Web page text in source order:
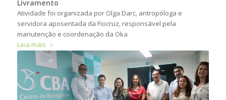
Livramento
Atividade foi organizada por Olga Darc, antropóloga e
servidora aposentada da Fiocruz, responsável pela
manutenção e coordenação da Oka
Leia mais